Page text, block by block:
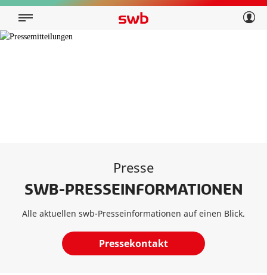
Privatkunden
Geschäftskunden
Presse
SWB-PRESSEINFORMATIONEN
Alle aktuellen swb-Presseinformationen auf einen Blick.
Pressekontakt